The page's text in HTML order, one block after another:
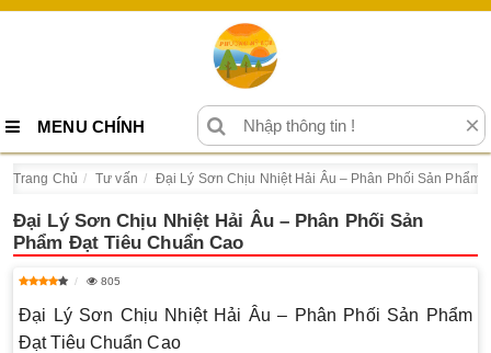
MENU CHÍNH ×
Trang Chủ Tư vấn Đại Lý Sơn Chịu Nhiệt Hải Âu – Phân Phối Sản Phẩm
Đại Lý Sơn Chịu Nhiệt Hải Âu – Phân Phối Sản
Phẩm Đạt Tiêu Chuẩn Cao
805
Đại Lý Sơn Chịu Nhiệt Hải Âu – Phân Phối Sản Phẩm
Đạt Tiêu Chuẩn Cao